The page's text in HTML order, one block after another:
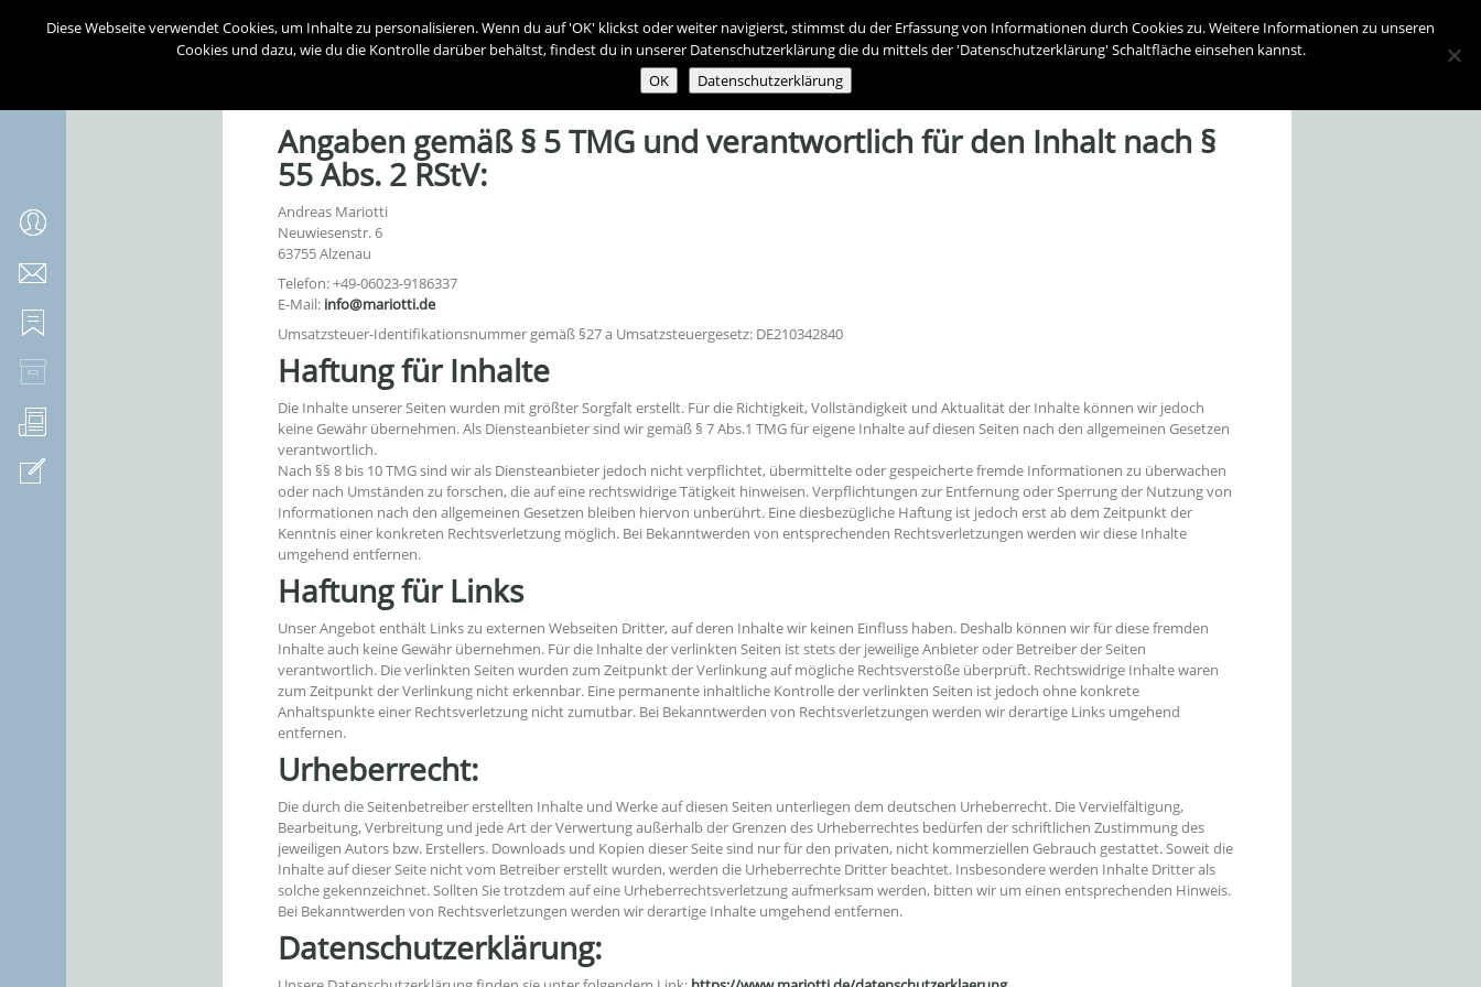
IMPRESSUM
Angaben gemäß § 5 TMG und verantwortlich für den Inhalt nach §
55 Abs. 2 RStV:
Andreas Mariotti
Neuwiesenstr. 6
63755 Alzenau
Telefon: +49-06023-9186337
E-Mail: info@mariotti.de
Umsatzsteuer-Identifikationsnummer gemäß §27 a Umsatzsteuergesetz: DE210342840
Haftung für Inhalte
Die Inhalte unserer Seiten wurden mit größter Sorgfalt erstellt. Für die Richtigkeit, Vollständigkeit und Aktualität der Inhalte können wir jedoch
keine Gewähr übernehmen. Als Diensteanbieter sind wir gemäß § 7 Abs.1 TMG für eigene Inhalte auf diesen Seiten nach den allgemeinen Gesetzen
verantwortlich.
Nach §§ 8 bis 10 TMG sind wir als Diensteanbieter jedoch nicht verpflichtet, übermittelte oder gespeicherte fremde Informationen zu überwachen
oder nach Umständen zu forschen, die auf eine rechtswidrige Tätigkeit hinweisen. Verpflichtungen zur Entfernung oder Sperrung der Nutzung von
Informationen nach den allgemeinen Gesetzen bleiben hiervon unberührt. Eine diesbezügliche Haftung ist jedoch erst ab dem Zeitpunkt der
Kenntnis einer konkreten Rechtsverletzung möglich. Bei Bekanntwerden von entsprechenden Rechtsverletzungen werden wir diese Inhalte
umgehend entfernen.
Haftung für Links
Unser Angebot enthält Links zu externen Webseiten Dritter, auf deren Inhalte wir keinen Einfluss haben. Deshalb können wir für diese fremden
Inhalte auch keine Gewähr übernehmen. Für die Inhalte der verlinkten Seiten ist stets der jeweilige Anbieter oder Betreiber der Seiten
verantwortlich. Die verlinkten Seiten wurden zum Zeitpunkt der Verlinkung auf mögliche Rechtsverstöße überprüft. Rechtswidrige Inhalte waren
zum Zeitpunkt der Verlinkung nicht erkennbar. Eine permanente inhaltliche Kontrolle der verlinkten Seiten ist jedoch ohne konkrete
Anhaltspunkte einer Rechtsverletzung nicht zumutbar. Bei Bekanntwerden von Rechtsverletzungen werden wir derartige Links umgehend
entfernen.
Urheberrecht:
Die durch die Seitenbetreiber erstellten Inhalte und Werke auf diesen Seiten unterliegen dem deutschen Urheberrecht. Die Vervielfältigung,
Bearbeitung, Verbreitung und jede Art der Verwertung außerhalb der Grenzen des Urheberrechtes bedürfen der schriftlichen Zustimmung des
jeweiligen Autors bzw. Erstellers. Downloads und Kopien dieser Seite sind nur für den privaten, nicht kommerziellen Gebrauch gestattet. Soweit die
Inhalte auf dieser Seite nicht vom Betreiber erstellt wurden, werden die Urheberrechte Dritter beachtet. Insbesondere werden Inhalte Dritter als
solche gekennzeichnet. Sollten Sie trotzdem auf eine Urheberrechtsverletzung aufmerksam werden, bitten wir um einen entsprechenden Hinweis.
Bei Bekanntwerden von Rechtsverletzungen werden wir derartige Inhalte umgehend entfernen.
Datenschutzerklärung:
Diese Webseite verwendet Cookies, um Inhalte zu personalisieren. Wenn du auf 'OK' klickst oder weiter navigierst, stimmst du der Erfassung von Informationen durch Cookies zu. Weitere Informationen zu unseren
Cookies und dazu, wie du die Kontrolle darüber behältst, findest du in unserer Datenschutzerklärung die du mittels der 'Datenschutzerklärung' Schaltfläche einsehen kannst.
OK
Datenschutzerklärung